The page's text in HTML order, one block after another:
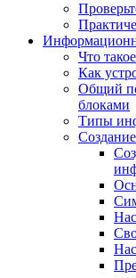
Что
Как
Общий
блоками
Типы